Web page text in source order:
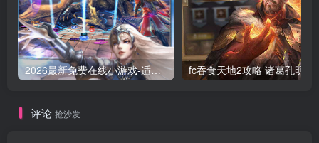
2026最新免费在线小游戏-适合摸鱼解压的休闲神作盘点
评论 抢沙发